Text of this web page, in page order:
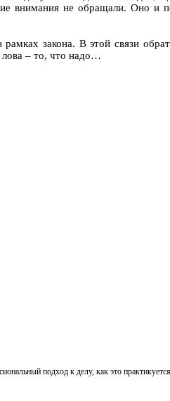
внимания не обращали. Оно и
закона. В этой связи
лова – то, что надо…
подход к делу, как это